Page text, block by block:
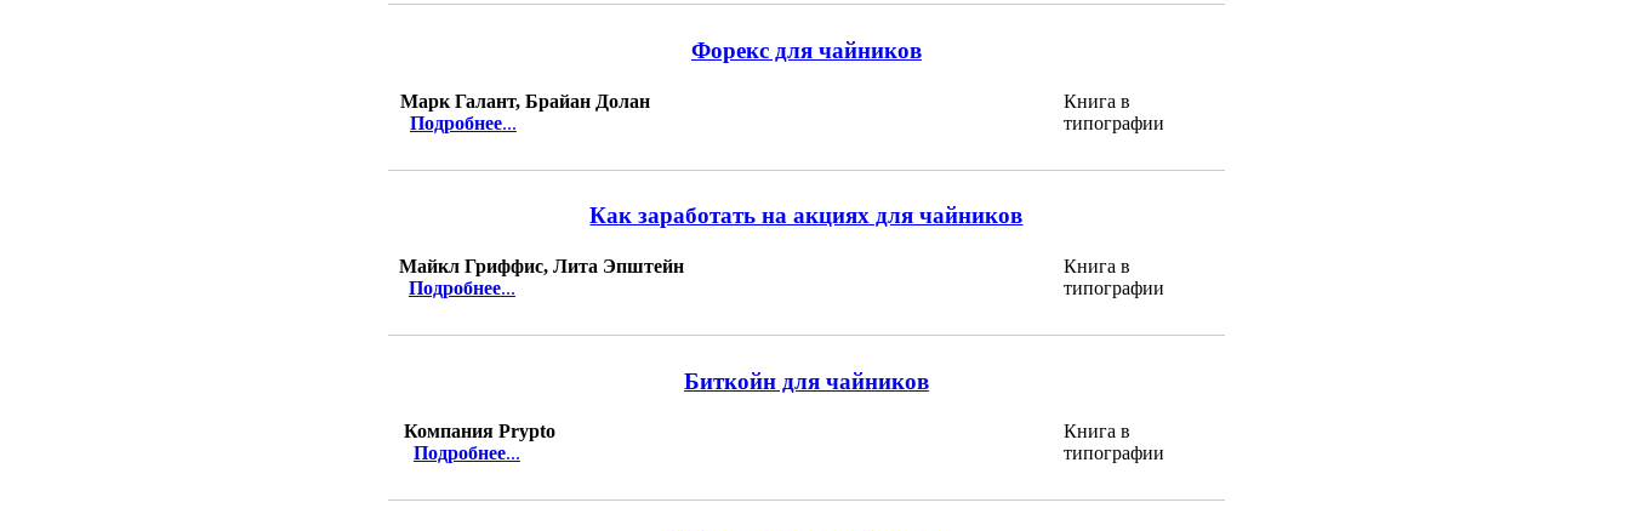
Форекс для чайников
Марк Галант, Брайан Долан
Подробнее...
Книга в
типографии
Как заработать на акциях для чайников
Майкл Гриффис, Лита Эпштейн
Подробнее...
Книга в
типографии
Биткойн для чайников
Компания Prypto
Подробнее...
Книга в
типографии